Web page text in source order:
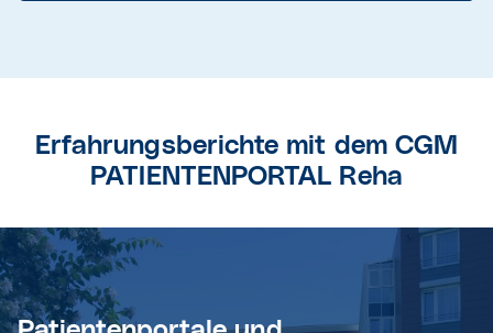
Erfahrungsberichte mit dem CGM
PATIENTENPORTAL Reha